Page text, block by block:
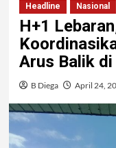
Headline Nasional
H+1
Arus Balik
B Diega April 24,